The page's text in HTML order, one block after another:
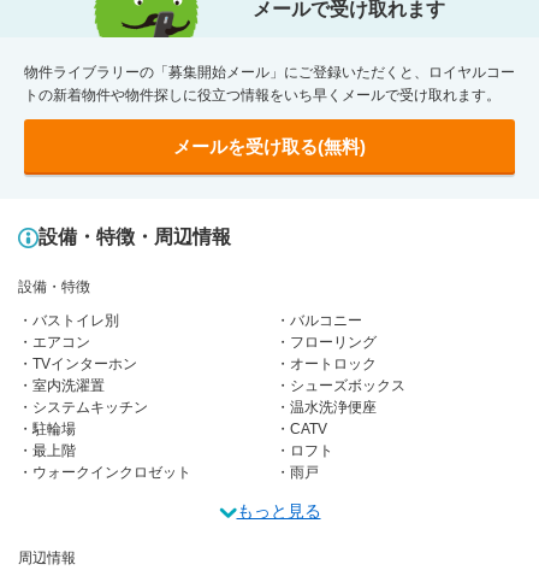
メールで受け取れます
物件ライブラリーの「募集開始メール」にご登録いただくと、ロイヤルコー
トの新着物件や物件探しに役立つ情報をいち早くメールで受け取れます。
メールを受け取る(無料)
設備・特徴・周辺情報
設備・特徴
バストイレ別
バルコニー
エアコン
フローリング
TVインターホン
オートロック
室内洗濯置
シューズボックス
システムキッチン
温水洗浄便座
駐輪場
CATV
最上階
ロフト
ウォークインクロゼット
雨戸
もっと見る
周辺情報